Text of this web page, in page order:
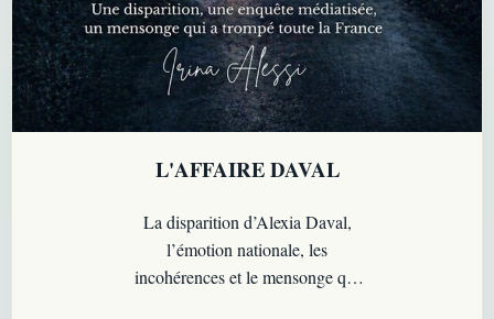
L'AFFAIRE DAVAL
La disparition d’Alexia Daval,
l’émotion nationale, les
incohérences et le mensonge qui